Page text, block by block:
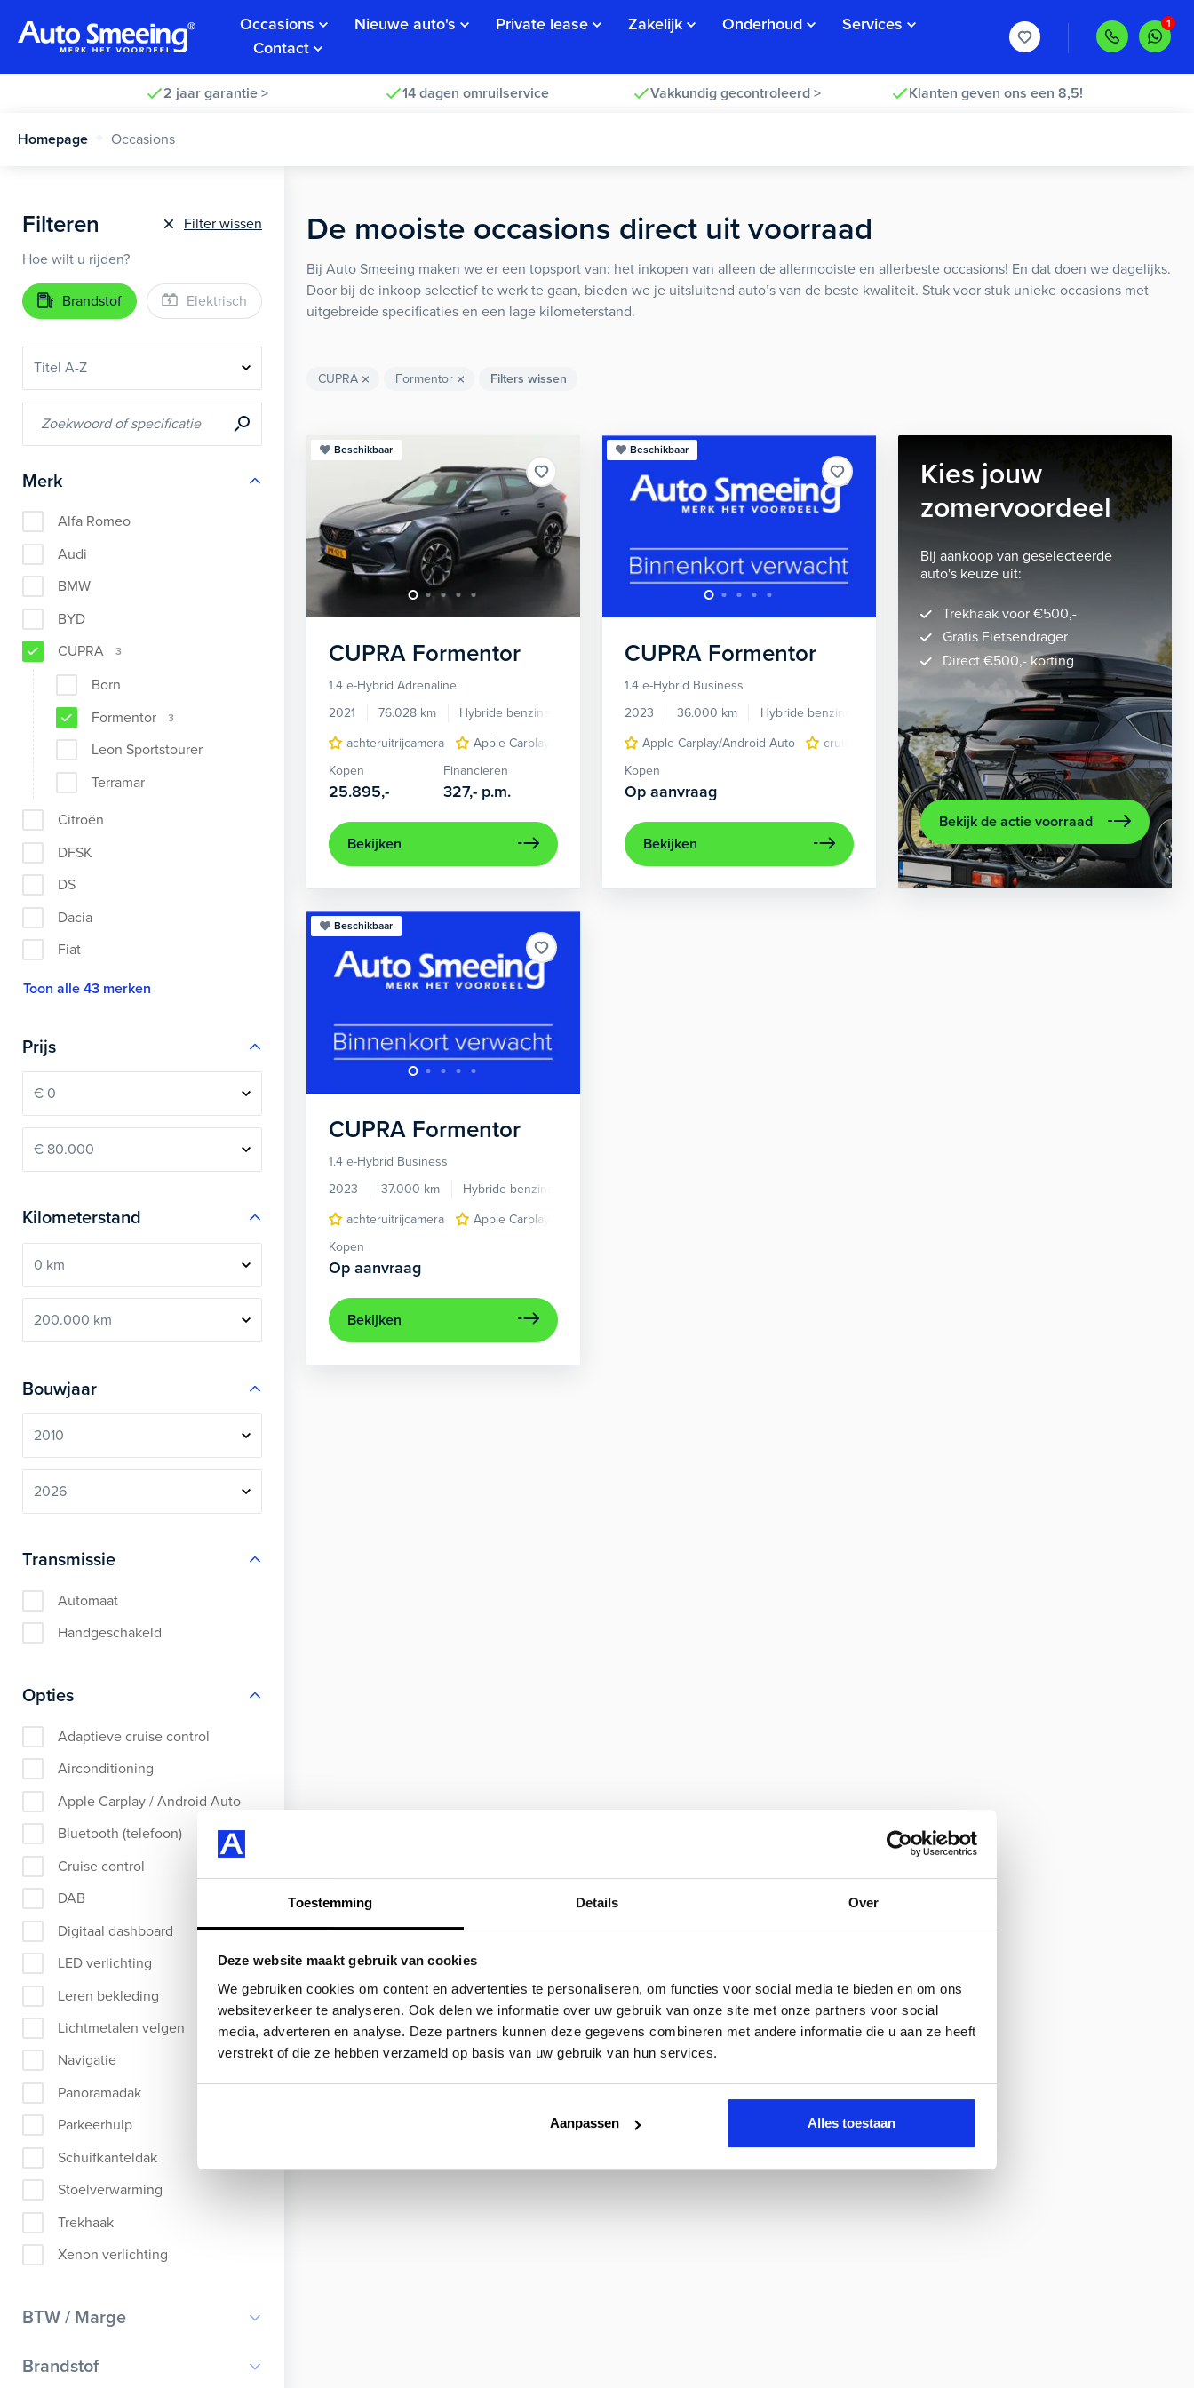
Toestemming Details Over
Deze website maakt gebruik van cookies
We gebruiken cookies om content en advertenties te personaliseren, om functies voor social media te bieden en om ons
websiteverkeer te analyseren. Ook delen we informatie over uw gebruik van onze site met onze partners voor social
media, adverteren en analyse. Deze partners kunnen deze gegevens combineren met andere informatie die u aan ze heeft
verstrekt of die ze hebben verzameld op basis van uw gebruik van hun services.
Aanpassen Alles toestaan
Occasions Nieuwe auto's Private lease Zakelijk Onderhoud
Services
Contact
2 jaar garantie > 14 dagen omruilservice Vakkundig gecontroleerd > Klanten geven ons een 8,5!
Homepage Occasions
Filteren
Filter wissen
Hoe wilt u rijden?
Brandstof Elektrisch
Merk
Alfa Romeo
Audi
BMW
BYD
CUPRA
3
Born
Formentor
3
Leon Sportstourer
Terramar
Citroën
DFSK
DS
Dacia
Fiat
Toon alle 43 merken
Prijs
Kilometerstand
Bouwjaar
Transmissie
Automaat
Handgeschakeld
Opties
Adaptieve cruise control
Airconditioning
Apple Carplay / Android Auto
Bluetooth (telefoon)
Cruise control
DAB
Digitaal dashboard
LED verlichting
Leren bekleding
Lichtmetalen velgen
Navigatie
Panoramadak
Parkeerhulp
Schuifkanteldak
Stoelverwarming
Trekhaak
Xenon verlichting
BTW / Marge
BTW
Brandstof
De mooiste occasions direct uit voorraad
Bij Auto Smeeing maken we er een topsport van: het inkopen van alleen de allermooiste en allerbeste occasions! En dat doen we dagelijks.
Door bij de inkoop selectief te werk te gaan, bieden we je uitsluitend auto’s van de beste kwaliteit. Stuk voor stuk unieke occasions met
uitgebreide specificaties en een lage kilometerstand.
CUPRA Formentor Filters wissen
Beschikbaar
CUPRA Formentor
1.4 e-Hybrid Adrenaline
2021
76.028 km Hybride benzine
Automaat
achteruitrijcamera
Apple Carplay/Android Auto cruise control adaptief dodehoek detectie draadloze telefoonlader
Elektrisch
Kopen
25.895,-
Financieren
327,- p.m.
Bekijken
Beschikbaar
CUPRA Formentor
1.4 e-Hybrid Business
2023
36.000 km Hybride benzine
Automaat
Apple Carplay/Android Auto
cruise control adaptief full-LED koplampen
keyless entry
Kopen
Op aanvraag
Bekijken
Kies jouw
zomervoordeel
Bij aankoop van geselecteerde
auto's keuze uit:
Trekhaak voor €500,-
Gratis Fietsendrager
Direct €500,- korting
Bekijk de actie voorraad
Beschikbaar
CUPRA Formentor
1.4 e-Hybrid Business
2023
37.000 km Hybride benzine
achteruitrijcamera
Apple Carplay/Android Auto
Kopen
Op aanvraag
Bekijken